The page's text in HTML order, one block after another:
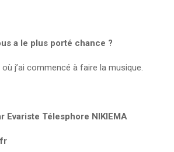
a le plus porté chance ?
où j’ai commencé à faire la musique.
Evariste Télesphore NIKIEMA